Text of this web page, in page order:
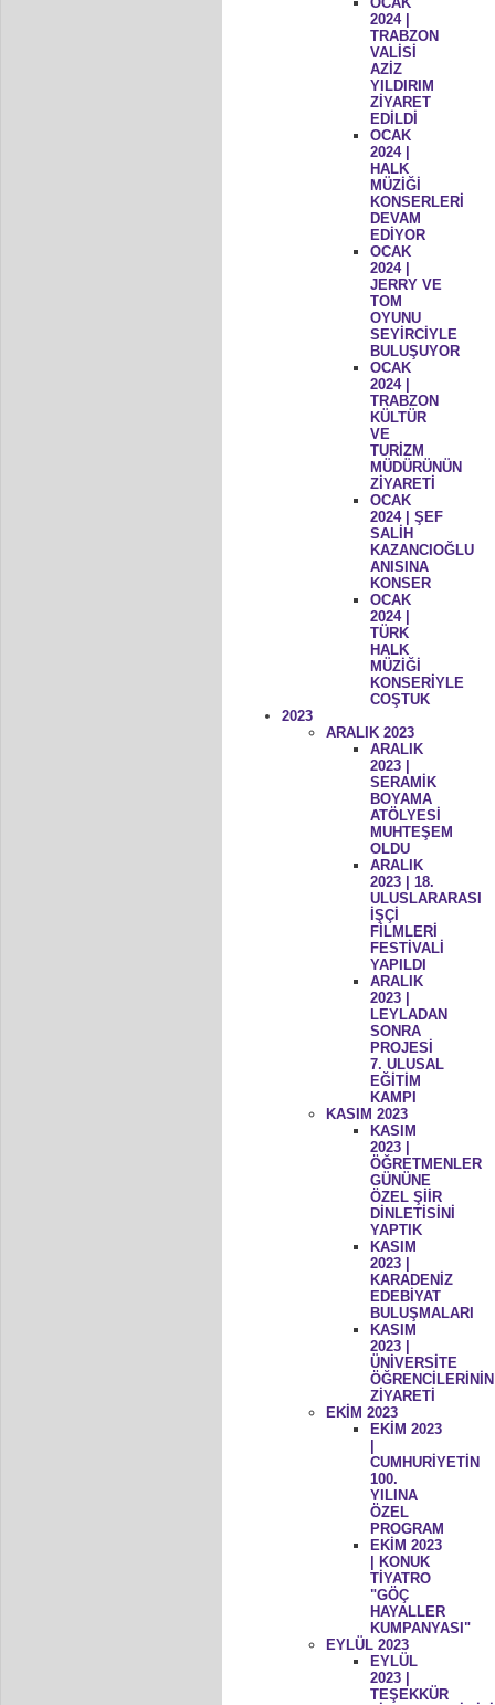
2024 |
TRABZON
VALİSİ
AZİZ
YILDIRIM
ZİYARET
EDİLDİ
OCAK
2024 |
HALK
MÜZİĞİ
KONSERLERİ
DEVAM
EDİYOR
OCAK
2024 |
JERRY VE
TOM
OYUNU
SEYİRCİYLE
BULUŞUYOR
OCAK
2024 |
TRABZON
KÜLTÜR
VE
TURİZM
MÜDÜRÜNÜN
ZİYARETİ
OCAK
2024 | ŞEF
SALİH
KAZANCIOĞLU
ANISINA
KONSER
OCAK
2024 |
TÜRK
HALK
MÜZİĞİ
KONSERİYLE
COŞTUK
2023
ARALIK 2023
ARALIK
2023 |
SERAMİK
BOYAMA
ATÖLYESİ
MUHTEŞEM
OLDU
ARALIK
2023 | 18.
ULUSLARARASI
İŞÇİ
FİLMLERİ
FESTİVALİ
YAPILDI
ARALIK
2023 |
LEYLADAN
SONRA
PROJESİ
7. ULUSAL
EĞİTİM
KAMPI
KASIM 2023
KASIM
2023 |
ÖĞRETMENLER
GÜNÜNE
ÖZEL ŞİİR
DİNLETİSİNİ
YAPTIK
KASIM
2023 |
KARADENİZ
EDEBİYAT
BULUŞMALARI
KASIM
2023 |
ÜNİVERSİTE
ÖĞRENCİLERİNİN
ZİYARETİ
EKİM 2023
EKİM 2023
CUMHURİYETİN
100.
YILINA
ÖZEL
PROGRAM
EKİM 2023
| KONUK
TİYATRO
"GÖÇ
HAYALLER
KUMPANYASI"
EYLÜL 2023
EYLÜL
2023 |
TEŞEKKÜR